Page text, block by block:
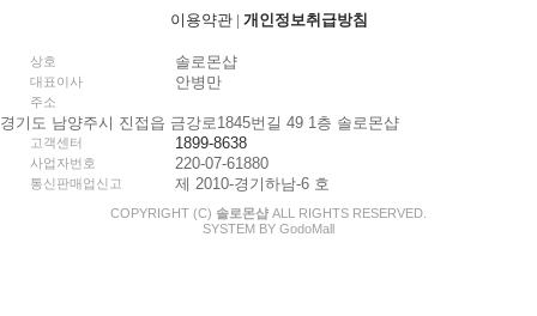
이용약관| 개인정보취급방침
상호 솔로몬샵
대표이사 안병만
주소
경기도 남양주시 진접읍 금강로1845번길 49 1층 솔로몬샵
고객센터 1899-8638
사업자번호 220-07-61880
통신판매업신고 제 2010-경기하남-6 호
COPYRIGHT (C) 솔로몬샵 ALL RIGHTS RESERVED.
SYSTEM BY GodoMall